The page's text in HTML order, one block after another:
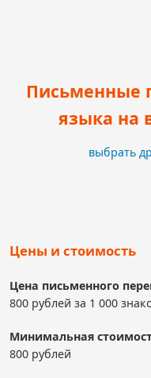
Письменные
языка на
выбрать
Цены и стоимость
Цена письменного
800 рублей за 1 000
Минимальная
800 рублей